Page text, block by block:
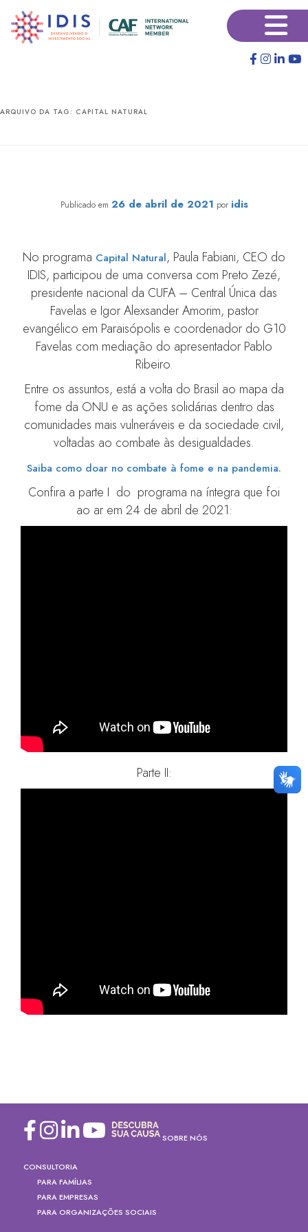
para
para
×
ARQUIVO DA TAG: CAPITAL NATURAL
Publicado em 26 de abril de 2021 por idis
No programa Capital Natural, Paula Fabiani, CEO do
IDIS, participou de uma conversa com Preto Zezé,
presidente nacional da CUFA – Central Única das
Favelas e Igor Alexsander Amorim, pastor
evangélico em Paraisópolis e coordenador do G10
Favelas com mediação do apresentador Pablo
Ribeiro.
Entre os assuntos, está a volta do Brasil ao mapa da
fome da ONU e as ações solidárias dentro das
comunidades mais vulneráveis e da sociedade civil,
voltadas ao combate às desigualdades.
Saiba como doar no combate à fome e na pandemia.
Confira a parte I do programa na íntegra que foi
ao ar em 24 de abril de 2021:
Parte II:
SOBRE NÓS
CONSULTORIA
PARA FAMÍLIAS
PARA EMPRESAS
PARA ORGANIZAÇÕES SOCIAIS